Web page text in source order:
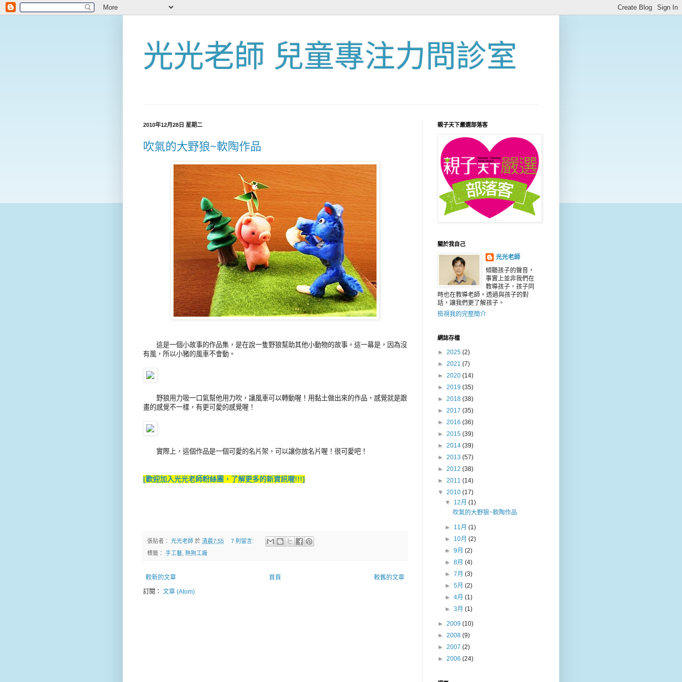
光光老師 兒童專注力問診室
2010年12月28日 星期二
吹氣的大野狼~軟陶作品
這是一個小故事的作品集， 是在說一隻野狼幫助其他小動物的故事。 這一幕是， 因為沒
有風， 所以小豬的風車不會動。
野狼用力吸一口氣幫他用力吹， 讓風車可以轉動喔！ 用黏土做出來的作品， 感覺就是跟
畫的感覺不一樣， 有更可愛的感覺喔！
實際上，這個作品是一個可愛的名片架， 可以讓你放名片喔！ 很可愛吧！
[歡迎加入光光老師粉絲團，了解更多的新資訊喔!!!]
張貼者： 光光老師 於 清晨7:55 7 則留言:
標籤： 手工藝 熱狗工廠
較新的文章 較舊的文章
首頁
訂閱： 文章 (Atom)
親子天下嚴選部落客
關於我自己
光光老師
傾聽孩子的聲音，
事實上並非我們在
教導孩子，孩子同
時也在教導老師。透過與孩子的對
話，讓我們更了解孩子。
檢視我的完整簡介
網誌存檔
► 2025 (2)
► 2021 (7)
► 2020 (14)
► 2019 (35)
► 2018 (38)
► 2017 (35)
► 2016 (36)
► 2015 (39)
► 2014 (39)
► 2013 (57)
► 2012 (38)
► 2011 (14)
▼ 2010 (17)
▼ 12月(1)
吹氣的大野狼~軟陶作品
► 11月(1)
► 10月(2)
►9月(2)
►8月(4)
►7月(3)
►5月(2)
►4月(1)
►3月(1)
► 2009 (10)
► 2008 (9)
► 2007 (2)
► 2006 (24)